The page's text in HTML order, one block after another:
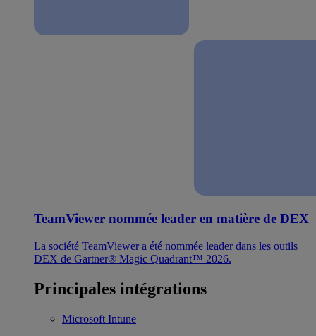
TeamViewer nommée leader en matière de DEX
La société TeamViewer a été nommée leader dans les outils
DEX de Gartner® Magic Quadrant™ 2026.
Principales intégrations
Microsoft Intune